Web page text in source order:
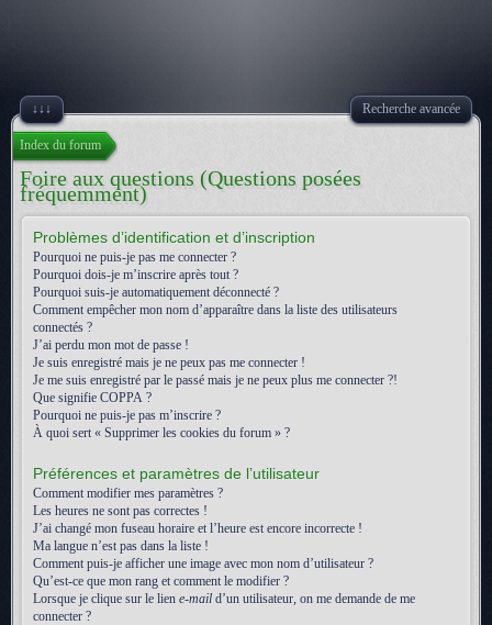
↓↓↓ Recherche avancée
Index du forum
Foire aux questions (Questions posées
fréquemment)
Problèmes d’identification et d’inscription
Pourquoi ne puis-je pas me connecter ?
Pourquoi dois-je m’inscrire après tout ?
Pourquoi suis-je automatiquement déconnecté ?
Comment empêcher mon nom d’apparaître dans la liste des utilisateurs
connectés ?
J’ai perdu mon mot de passe !
Je suis enregistré mais je ne peux pas me connecter !
Je me suis enregistré par le passé mais je ne peux plus me connecter ?!
Que signifie COPPA ?
Pourquoi ne puis-je pas m’inscrire ?
À quoi sert « Supprimer les cookies du forum » ?
Préférences et paramètres de l’utilisateur
Comment modifier mes paramètres ?
Les heures ne sont pas correctes !
J’ai changé mon fuseau horaire et l’heure est encore incorrecte !
Ma langue n’est pas dans la liste !
Comment puis-je afficher une image avec mon nom d’utilisateur ?
Qu’est-ce que mon rang et comment le modifier ?
Lorsque je clique sur le lien e-mail d’un utilisateur, on me demande de me
connecter ?